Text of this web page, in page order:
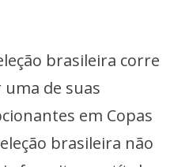
brasileira corre
de suas
em Copas
brasileira não